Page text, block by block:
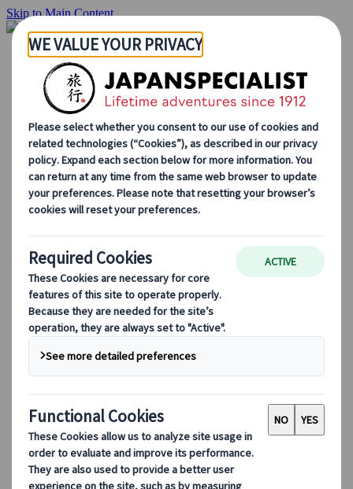
Skip to Main Content
Hjemmesiden
Reiser
Individuelle reiser
Gruppereiser
Kjør-selv ferie
Utflukter
Skreddersydde gruppereiser
Japan Rail Pass
Hvordan vi jobber
Om oss
Vårt team
Bli en del av teamet vårt
Sesongbaserte reisetips
Høydepunkter fra destinasjonen
Kulturell innsikt
Kulinariske eventyr
Utforsk Japan med tog
Ofte stilte spørsmål
Viktig informasjon
Etikette i Japan
Kjøring i Japan
Booking hos oss
Japan Rail Pass
Overnatting
Online reiseråd
Japanspecialist
Destinasjoner
Alle Destinasjoner
Koya-fjellet